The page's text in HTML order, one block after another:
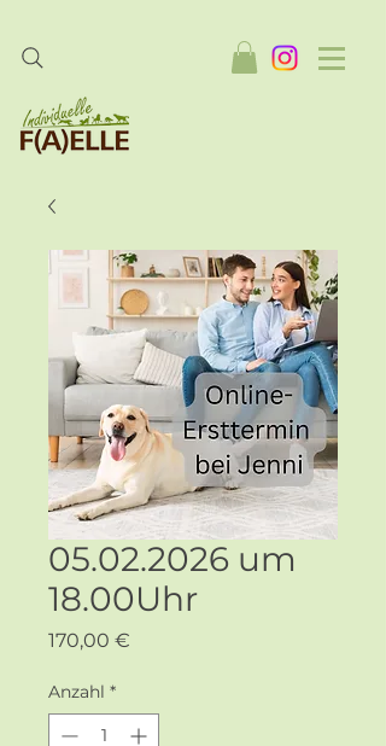
05.02.2026 um
18.00Uhr
170,00 €
Anzahl *